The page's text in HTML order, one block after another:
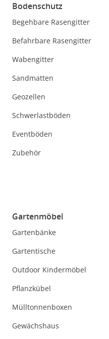
Bodenschutz
Begehbare Rasengitter
Befahrbare Rasengitter
Wabengitter
Sandmatten
Geozellen
Schwerlastböden
Eventböden
Zubehör
Gartenmöbel
Gartenbänke
Gartentische
Outdoor Kindermöbel
Pflanzkübel
Mülltonnenboxen
Gewächshaus